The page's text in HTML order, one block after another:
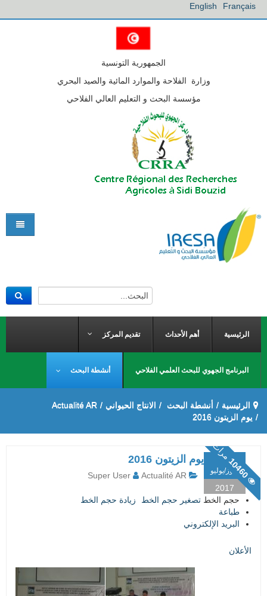
Français
English
الجمهورية التونسية
وزارة الفلاحة والموارد المائية والصيد البحري
مؤسسة البحث و التعليم العالي الفلاحي
الرئيسية أهم الأحداث تقديم المركز
البرنامج الجهوي للبحث العلمي الفلاحي أنشطة البحث
الرئيسية / أنشطة البحث / الانتاج الحيواني /
Actualité AR
/ يوم الزيتون 2016
04
تموز/يوليو
2017
يوم الزيتون 2016
Actualité AR
Super User 10460
مرات
حجم الخط تصغير حجم الخط
زيادة حجم الخط
طباعة
البريد الإلكتروني
الأعلان